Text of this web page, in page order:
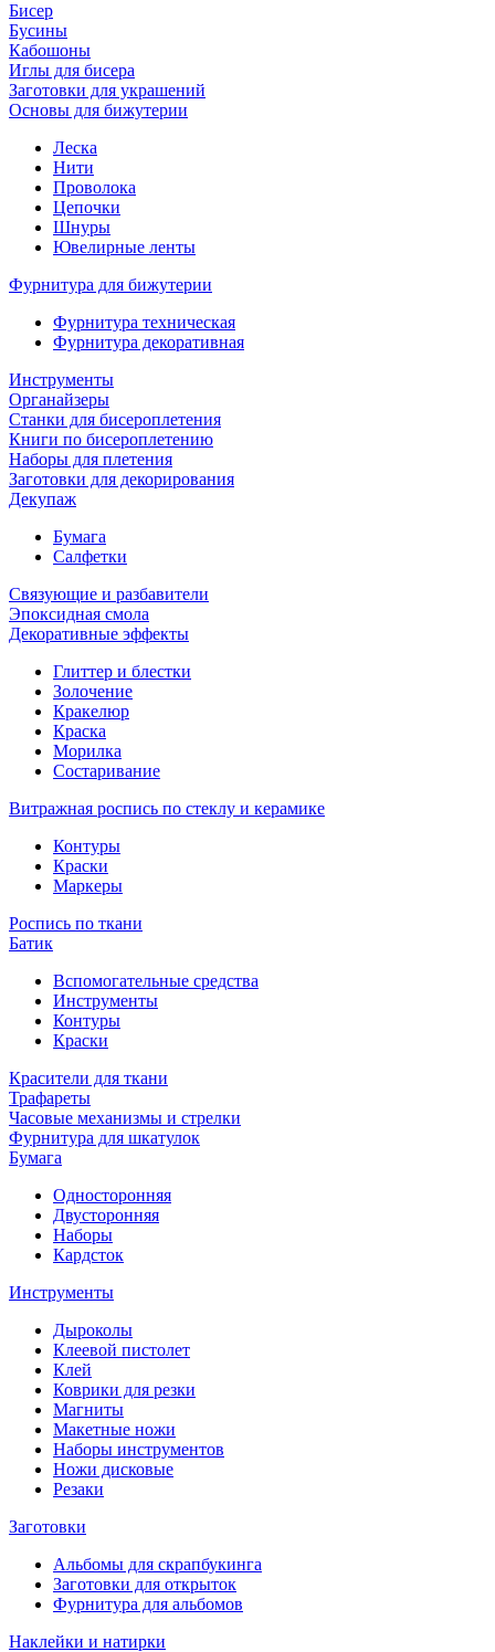
Бисер
Бусины
Кабошоны
Иглы для бисера
Заготовки для украшений
Основы для бижутерии
Леска
Нити
Проволока
Цепочки
Шнуры
Ювелирные ленты
Фурнитура для бижутерии
Фурнитура техническая
Фурнитура декоративная
Инструменты
Органайзеры
Станки для бисероплетения
Книги по бисероплетению
Наборы для плетения
Заготовки для декорирования
Декупаж
Бумага
Салфетки
Связующие и разбавители
Эпоксидная смола
Декоративные эффекты
Глиттер и блестки
Золочение
Кракелюр
Краска
Морилка
Состаривание
Витражная роспись по стеклу и керамике
Контуры
Краски
Маркеры
Роспись по ткани
Батик
Вспомогательные средства
Инструменты
Контуры
Краски
Красители для ткани
Трафареты
Часовые механизмы и стрелки
Фурнитура для шкатулок
Бумага
Односторонняя
Двусторонняя
Наборы
Кардсток
Инструменты
Дыроколы
Клеевой пистолет
Клей
Коврики для резки
Магниты
Макетные ножи
Наборы инструментов
Ножи дисковые
Резаки
Заготовки
Альбомы для скрапбукинга
Заготовки для открыток
Фурнитура для альбомов
Наклейки и натирки